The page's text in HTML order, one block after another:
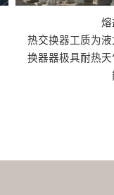
熔
热交换器工质为
换器器极具耐热